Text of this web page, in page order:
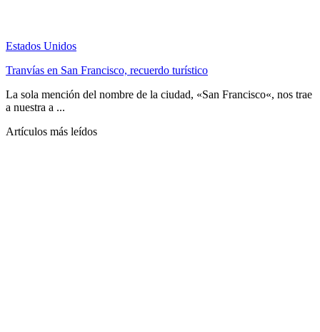
Estados Unidos
Tranvías en San Francisco, recuerdo turístico
La sola mención del nombre de la ciudad, «San Francisco«, nos trae
a nuestra a ...
Artículos más leídos